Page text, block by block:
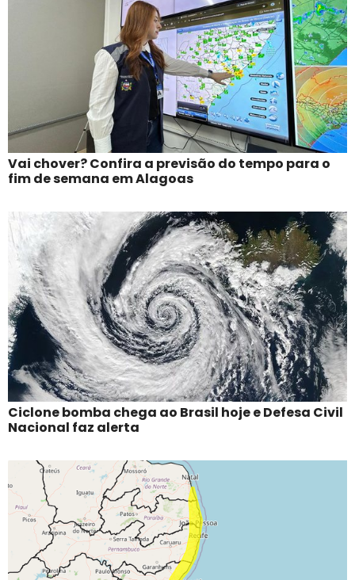
Vai chover? Confira a previsão do tempo para o
fim de semana em Alagoas
Ciclone bomba chega ao Brasil hoje e Defesa Civil
Nacional faz alerta